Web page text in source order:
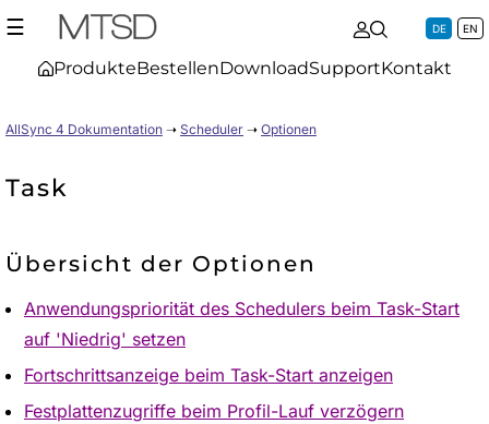
☰
ProdukteBestellenDownloadSupportKontakt
DE EN
AllSync 4 Dokumentation ➝ Scheduler ➝ Optionen
Task
Übersicht der Optionen
Anwendungspriorität des Schedulers beim Task-Start
auf 'Niedrig' setzen
Fortschrittsanzeige beim Task-Start anzeigen
Festplattenzugriffe beim Profil-Lauf verzögern